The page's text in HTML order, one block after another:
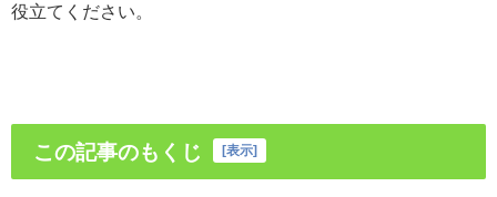
役立てください。
この記事のもくじ [表示]